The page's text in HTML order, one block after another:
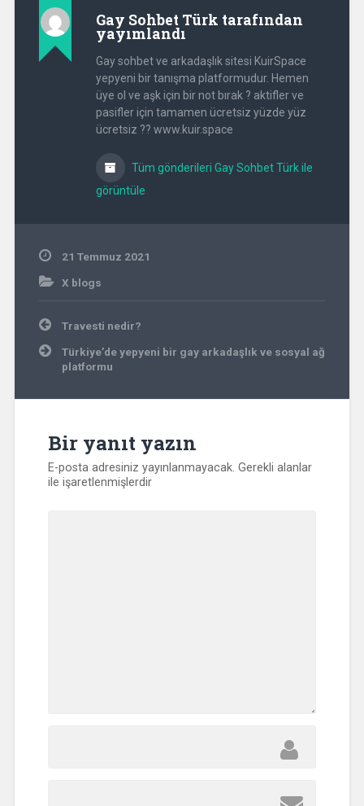
Gay Sohbet Türk tarafından
yayımlandı
Gay sohbet ve arkadaşlık sitesi KuirSpace
yepyeni bir tanışma platformudur. Hemen
üye ol ve aşk için bir not bırak ? aktifler ve
pasifler için tamamen ücretsiz yüzde yüz
ücretsiz ?? www.kuir.space
Tüm gönderileri Gay Sohbet Türk ile
görüntüle
21 Temmuz 2021
X blogs
Yazı Travesti nedir?
Türkiye’de yepyeni bir gay arkadaşlık ve sosyal ağ
platformu
Bir yanıt yazın
E-posta adresiniz yayınlanmayacak. Gerekli alanlar
ile işaretlenmişlerdir